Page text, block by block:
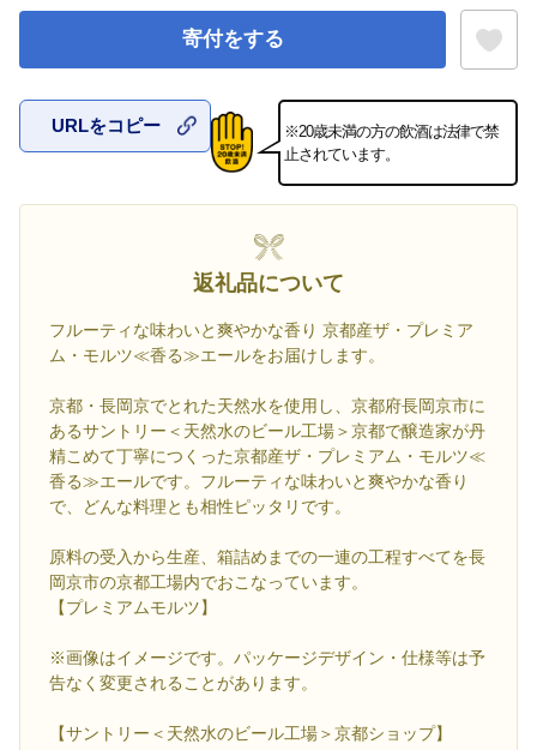
寄付をする
お気に入
URLをコピー
※20歳未満の方の飲酒は法律で禁
止されています。
返礼品について
フルーティな味わいと爽やかな香り 京都産ザ・プレミア
ム・モルツ≪香る≫エールをお届けします。
京都・長岡京でとれた天然水を使用し、京都府長岡京市に
あるサントリー＜天然水のビール工場＞京都で醸造家が丹
精こめて丁寧につくった京都産ザ・プレミアム・モルツ≪
香る≫エールです。フルーティな味わいと爽やかな香り
で、どんな料理とも相性ピッタリです。
原料の受入から生産、箱詰めまでの一連の工程すべてを長
岡京市の京都工場内でおこなっています。
【プレミアムモルツ】
※画像はイメージです。パッケージデザイン・仕様等は予
告なく変更されることがあります。
【サントリー＜天然水のビール工場＞京都ショップ】